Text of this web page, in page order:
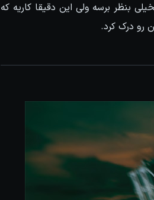
بنظر برسه ولی این دقیقا کاریه که